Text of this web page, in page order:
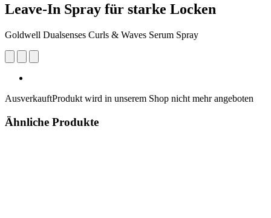
Leave-In Spray für starke Locken
Goldwell Dualsenses Curls & Waves Serum Spray
AusverkauftProdukt wird in unserem Shop nicht mehr angeboten
Ähnliche Produkte